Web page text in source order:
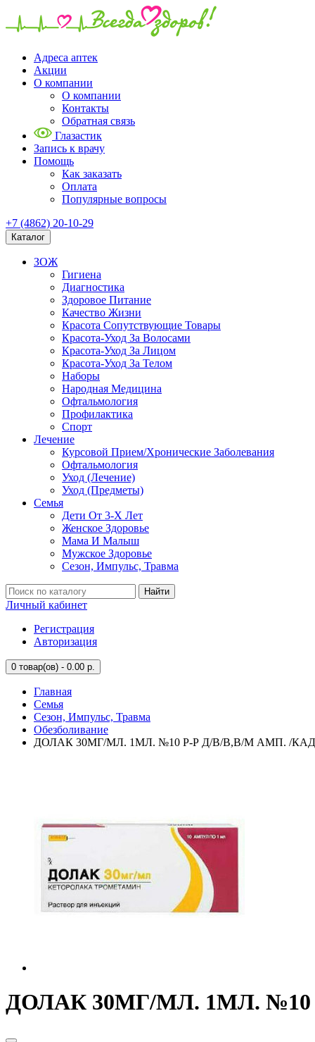
Адреса аптек
Акции
О компании
О компании
Контакты
Обратная связь
Глазастик
Запись к врачу
Помощь
Как заказать
Оплата
Популярные вопросы
+7 (4862) 20-10-29
Каталог
ЗОЖ
Гигиена
Диагностика
Здоровое Питание
Качество Жизни
Красота Сопутствующие Товары
Красота-Уход За Волосами
Красота-Уход За Лицом
Красота-Уход За Телом
Наборы
Народная Медицина
Офтальмология
Профилактика
Спорт
Лечение
Курсовой Прием/Хронические Заболевания
Офтальмология
Уход (Лечение)
Уход (Предметы)
Семья
Дети От 3-Х Лет
Женское Здоровье
Мама И Малыш
Мужское Здоровье
Сезон, Импульс, Травма
Найти
Личный кабинет
Регистрация
Авторизация
0 товар(ов) - 0.00 р.
Главная
Семья
Сезон, Импульс, Травма
Обезболивание
ДОЛАК 30МГ/МЛ. 1МЛ. №10 Р-Р Д/В/В,В/М АМП. /
ДОЛАК 30МГ/МЛ. 1МЛ.